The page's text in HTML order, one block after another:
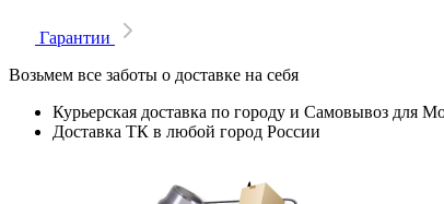
Гарантии
Возьмем все заботы о доставке на себя
Курьерская доставка по городу и Самовывоз для
Доставка ТК в любой город России